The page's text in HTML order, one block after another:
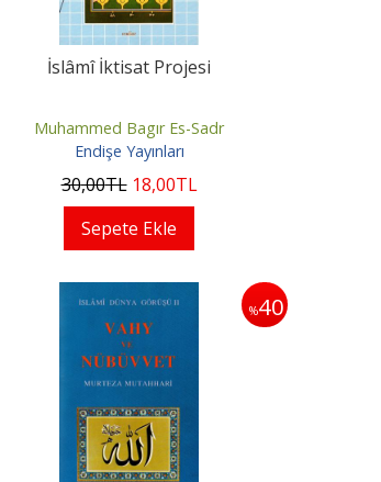
İslâmî İktisat Projesi
Muhammed Bagır Es-Sadr
Endişe Yayınları
30,00TL 18,00TL
Sepete Ekle
%40